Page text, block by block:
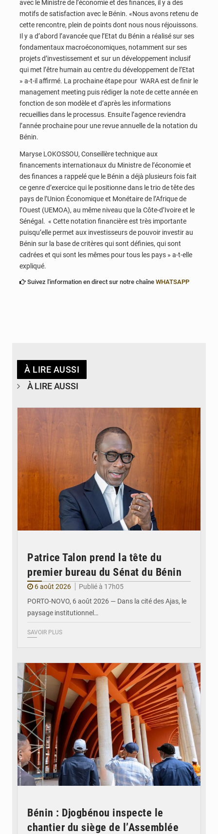
avec le Ministre de l’économie et des finances, il y a des
motifs de satisfaction avec le Bénin. «Nous avons retenu de
cette rencontre, plein de points dont nous nous réjouissons.
Il y a d’abord l’avancée que l’Etat du Bénin a réalisé sur ses
fondamentaux macroéconomiques, notamment sur ses
projets d’investissement et sur un développement inclusif
qui met l’être humain au centre du développement de l’Etat
» a-t-il affirmé. La prochaine étape pour WARA est de finir le
management meeting puis rédiger la note de cette année en
fonction de son modèle et d’après les informations
recueillies dans le processus. Ensuite l’agence reviendra
l’année prochaine pour une revue annuelle de la notation du
Bénin.
Maryse LOKOSSOU, Conseillère technique aux
financements internationaux du Ministre de l’économie et
des finances a rappelé que le Bénin a déjà plusieurs fois fait
ce genre d’exercice qui le positionne dans le trio de tête des
pays de l’Union Économique et Monétaire de l’Afrique de
l’Ouest (UEMOA), au même niveau que la Côte-d’Ivoire et le
Sénégal. « Cette notation financière est très importante
puisqu’elle permet aux investisseurs de pouvoir investir au
Bénin sur la base de critères qui sont définies, qui sont
cadrées et qui sont les mêmes pour tous les pays » a-t-elle
expliqué.
Suivez l'information en direct sur notre chaîne WHATSAPP
À LIRE AUSSI
À LIRE AUSSI
Patrice Talon prend la tête du
premier bureau du Sénat du Bénin
6 août 2026
Publié à 17h05
PORTO-NOVO, 6 août 2026 — Dans la cité des Ajas, le
paysage institutionnel…
SAVOIR PLUS
Bénin : Djogbénou inspecte le
chantier du siège de l’Assemblée